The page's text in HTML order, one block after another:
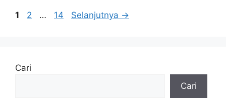
Halaman
1 Halaman
2 … Halaman
14 Selanjutnya →
Cari
Cari